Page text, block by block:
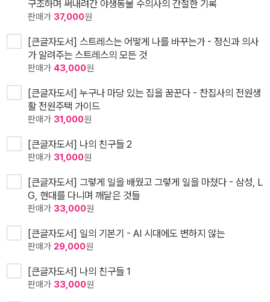
구조하며 써내려간 야생동물 수의사의 간절한 기록
판매가 37,000원
[큰글자도서] 스트레스는 어떻게 나를 바꾸는가 - 정신과 의사
가 알려주는 스트레스의 모든 것
판매가 43,000원
[큰글자도서] 누구나 마당 있는 집을 꿈꾼다 - 찬집사의 전원생
활 전원주택 가이드
판매가 31,000원
[큰글자도서] 나의 친구들 2
판매가 31,000원
[큰글자도서] 그렇게 일을 배웠고 그렇게 일을 마쳤다 - 삼성, L
G, 현대를 다니며 깨달은 것들
판매가 33,000원
[큰글자도서] 일의 기본기 - AI 시대에도 변하지 않는
판매가 29,000원
[큰글자도서] 나의 친구들 1
판매가 33,000원